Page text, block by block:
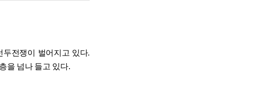
전쟁이 벌어지고 있다.
을 넘나 들고 있다.